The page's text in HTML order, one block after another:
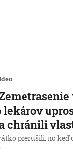
lekárov
chránili
prerušili, no keď